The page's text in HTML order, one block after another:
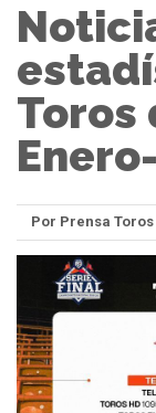
Toros
Por Prensa Toros